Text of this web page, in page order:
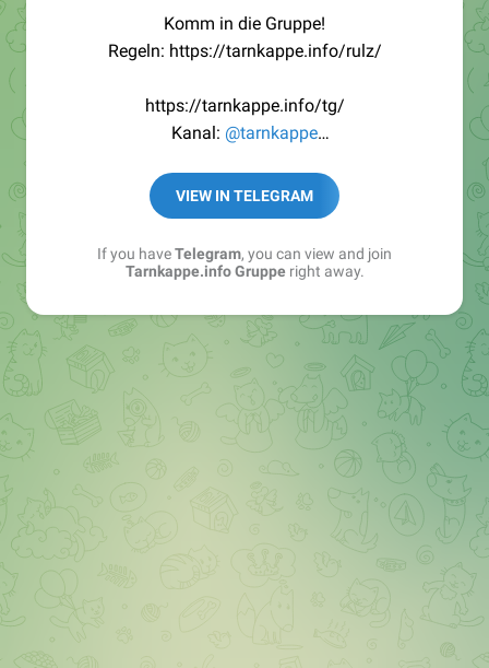
Komm in die Gruppe!
Regeln: https://tarnkappe.info/rulz/
https://tarnkappe.info/tg/
Kanal: @tarnkappe
Best of:@bestoftarnkappe
Kochen: https://t.me/+WSW5F1VcmhliMjk6
VIEW IN TELEGRAM
If you haveTelegram, you can view and join
Tarnkappe.info Grupperight away.